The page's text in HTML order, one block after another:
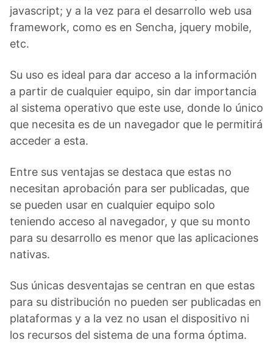
javascript; y a la vez para el desarrollo web usa
framework, como es en Sencha, jquery mobile,
etc.
Su uso es ideal para dar acceso a la información
a partir de cualquier equipo, sin dar importancia
al sistema operativo que este use, donde lo único
que necesita es de un navegador que le permitirá
acceder a esta.
Entre sus ventajas se destaca que estas no
necesitan aprobación para ser publicadas, que
se pueden usar en cualquier equipo solo
teniendo acceso al navegador, y que su monto
para su desarrollo es menor que las aplicaciones
nativas.
Sus únicas desventajas se centran en que estas
para su distribución no pueden ser publicadas en
plataformas y a la vez no usan el dispositivo ni
los recursos del sistema de una forma óptima.